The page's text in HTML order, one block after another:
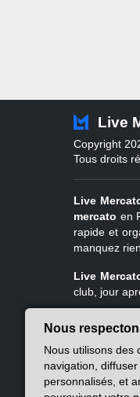
Live
Copyright
Tous droits
Live
mercato en
rapide et
manquez
Live
club, jour
Live
A propos
Nous
Mentions
Nous
Nous utilisons des
navigation,
personnalisés, et